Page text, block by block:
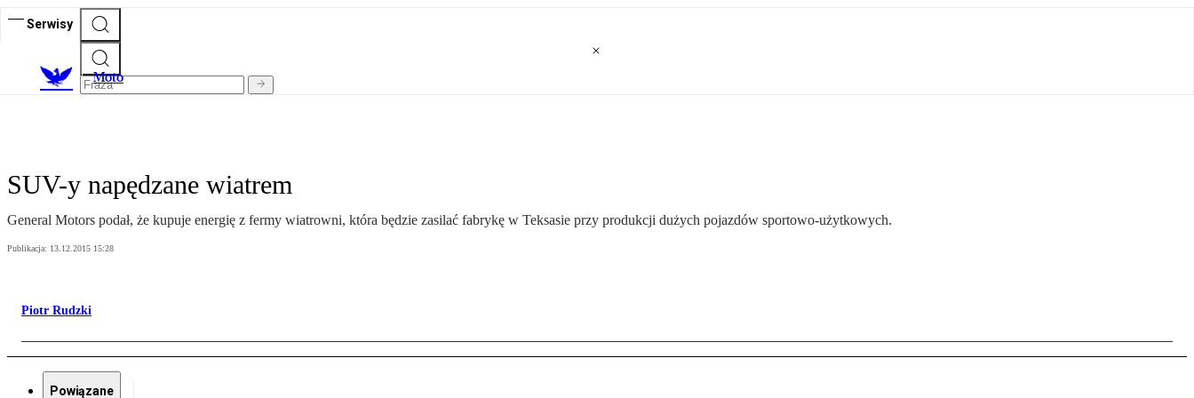
Serwisy
Moto
SUV-y napędzane wiatrem
General Motors podał, że kupuje energię z fermy wiatrowni, która będzie zasilać fabrykę w Teksasie przy produkcji dużych pojazdów sportowo-użytkowych.
Publikacja: 13.12.2015 15:28
Piotr Rudzki
Powiązane